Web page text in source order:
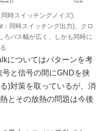
時スイッチングノイズ)、
同時スイッチング出力)、クロ
ろバス幅が広く、しかも同時に
についてはパターンを考
と信号の間にGNDを挟
)対策を取っているが、消
とその放熱の問題は今後